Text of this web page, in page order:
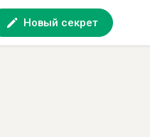
Новый секрет